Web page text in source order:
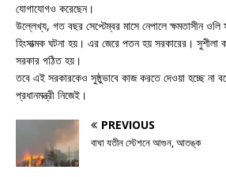
যোগাযোগও করেছেন।
উল্লেখ্য, গত বছর সেপ্টেম্বর মাসে নেপালে ক্ষমতাসীন ওলি
হিংসাত্মক ঘটনা হয়। এর জেরে পতন হয় সরকারের। সুশীলা
সরকার গঠিত হয়।
তবে এই সরকারকেও সুষ্ঠুভাবে কাজ করতে দেওয়া হচ্ছে না
প্রধানমন্ত্রী নিজেই।
PREVIOUS
বাঘা যতীন স্টেশনে আগুন, আতঙ্ক